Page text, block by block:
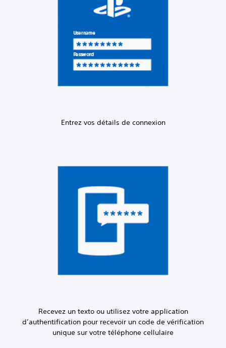
Entrez vos détails de connexion
Recevez un texto ou utilisez votre application
d’authentification pour recevoir un code de vérification
unique sur votre téléphone cellulaire